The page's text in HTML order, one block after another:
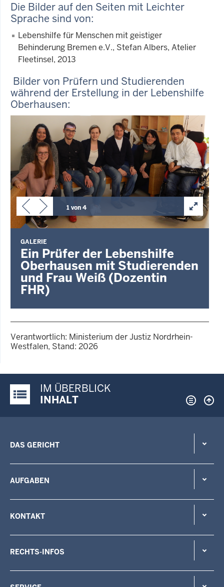
Die Bilder auf den Seiten mit Leichter
Sprache sind von:
Lebenshilfe für Menschen mit geistiger
Behinderung Bremen e.V., Stefan Albers, Atelier
Fleetinsel, 2013
Bilder von Prüfern und Studierenden
während der Erstellung in der Lebenshilfe
Oberhausen:
1 von 4
GALERIE
Ein Prüfer der Lebenshilfe
Oberhausen mit Studierenden
und Frau Weiß (Dozentin
FHR)
Verantwortlich: Ministerium der Justiz Nordrhein-
Westfalen, Stand: 2026
Justiz-Portal im Überblick:
IM ÜBERBLICK
INHALT
DAS GERICHT
AUFGABEN
KONTAKT
RECHTS-INFOS